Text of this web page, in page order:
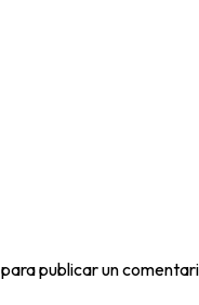
para publicar un